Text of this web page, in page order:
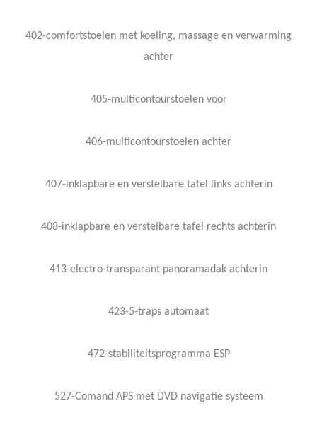
402-comfortstoelen met koeling, massage en verwarming
achter
405-multicontourstoelen voor
406-multicontourstoelen achter
407-inklapbare en verstelbare tafel links achterin
408-inklapbare en verstelbare tafel rechts achterin
413-electro-transparant panoramadak achterin
423-5-traps automaat
472-stabiliteitsprogramma ESP
527-Comand APS met DVD navigatie systeem